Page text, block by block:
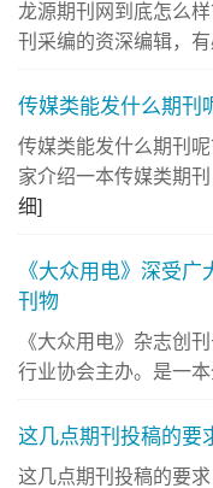
龙源期刊网到底怎么
刊采编的资深编辑，
传媒类能发什么期刊
传媒类能发什么期刊
家介绍一本传媒类期
细]
《大众用电》深受
刊物
《大众用电》杂志创
行业协会主办。是一
这几点期刊投稿的
这几点期刊投稿的要